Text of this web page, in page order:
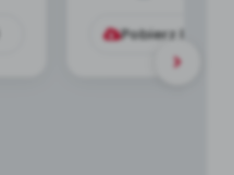
Pobierz lub